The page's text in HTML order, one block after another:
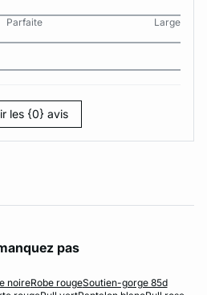
Parfaite
Large
les {0} avis
pas
noireRobe rougeSoutien-gorge 85d